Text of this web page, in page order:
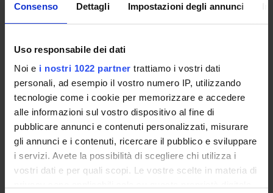
Consenso Dettagli Impostazioni degli annunci
Uso responsabile dei dati
Noi e i nostri 1022 partner trattiamo i vostri dati
personali, ad esempio il vostro numero IP, utilizzando
tecnologie come i cookie per memorizzare e accedere
alle informazioni sul vostro dispositivo al fine di
pubblicare annunci e contenuti personalizzati, misurare
gli annunci e i contenuti, ricercare il pubblico e sviluppare
i servizi. Avete la possibilità di scegliere chi utilizza i
vostri dati e per quali scopi. Le vostre scelte in materia di
MED/45 - NURSING
1° e 2° semestre (corsi annuali) PROFESSIONI SANITARIE
dal Oct 1, 2021 al Sep 30, 2022.
Lessons timetable Moodle
Seminars 0
Learning outcomes